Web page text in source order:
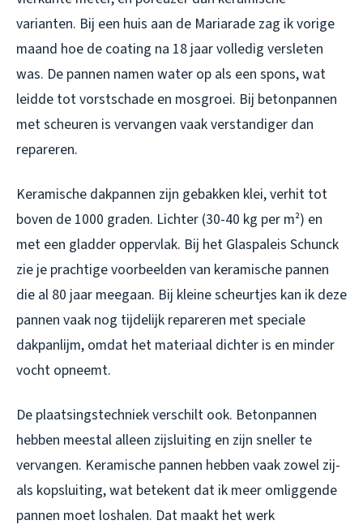
varianten. Bij een huis aan de Mariarade zag ik vorige
maand hoe de coating na 18 jaar volledig versleten
was. De pannen namen water op als een spons, wat
leidde tot vorstschade en mosgroei. Bij betonpannen
met scheuren is vervangen vaak verstandiger dan
repareren.
Keramische dakpannen zijn gebakken klei, verhit tot
boven de 1000 graden. Lichter (30-40 kg per m²) en
met een gladder oppervlak. Bij het Glaspaleis Schunck
zie je prachtige voorbeelden van keramische pannen
die al 80 jaar meegaan. Bij kleine scheurtjes kan ik deze
pannen vaak nog tijdelijk repareren met speciale
dakpanlijm, omdat het materiaal dichter is en minder
vocht opneemt.
De plaatsingstechniek verschilt ook. Betonpannen
hebben meestal alleen zijsluiting en zijn sneller te
vervangen. Keramische pannen hebben vaak zowel zij-
als kopsluiting, wat betekent dat ik meer omliggende
pannen moet loshalen. Dat maakt het werk